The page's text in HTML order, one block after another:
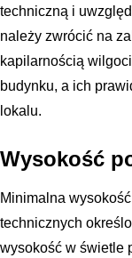
techniczną i
należy zwrócić na
kapilarnością
budynku, a ich
lokalu.
Wysokość
Minimalna
technicznych
wysokość w świetle